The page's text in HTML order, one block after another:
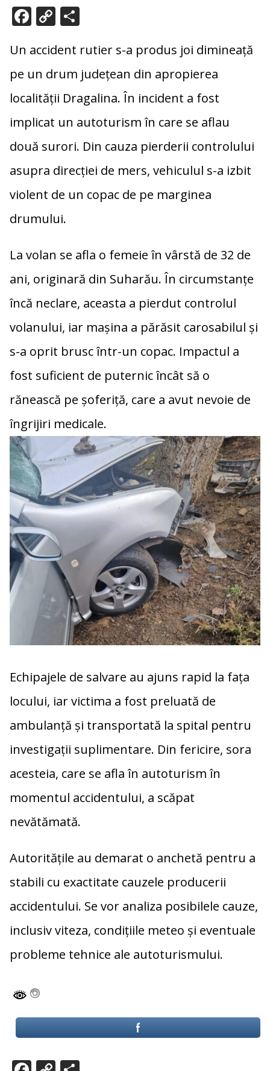
F
e
b
o
o
k
C
p
y
Li
k
P
ta
je
az
ă
Un accident rutier s-a produs joi dimineață
pe un drum județean din apropierea
localității Dragalina. În incident a fost
implicat un autoturism în care se aflau
două surori. Din cauza pierderii controlului
asupra direcției de mers, vehiculul s-a izbit
violent de un copac de pe marginea
drumului.
La volan se afla o femeie în vârstă de 32 de
ani, originară din Suharău. În circumstanțe
încă neclare, aceasta a pierdut controlul
volanului, iar mașina a părăsit carosabilul și
s-a oprit brusc într-un copac. Impactul a
fost suficient de puternic încât să o
rănească pe șoferiță, care a avut nevoie de
îngrijiri medicale.
Echipajele de salvare au ajuns rapid la fața
locului, iar victima a fost preluată de
ambulanță și transportată la spital pentru
investigații suplimentare. Din fericire, sora
acesteia, care se afla în autoturism în
momentul accidentului, a scăpat
nevătămată.
Autoritățile au demarat o anchetă pentru a
stabili cu exactitate cauzele producerii
accidentului. Se vor analiza posibilele cauze,
inclusiv viteza, condițiile meteo și eventuale
probleme tehnice ale autoturismului.